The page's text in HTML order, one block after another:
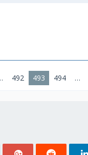
492 493 494 …